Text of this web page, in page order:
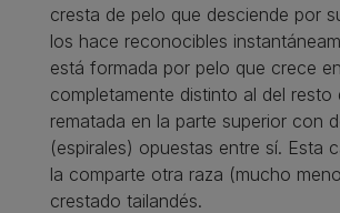
cresta de pelo que desciende por
los hace reconocibles
está formada por pelo que crece
completamente distinto al del resto
rematada en la parte superior con
(espirales) opuestas entre sí. Esta
la comparte otra raza (mucho
crestado tailandés.